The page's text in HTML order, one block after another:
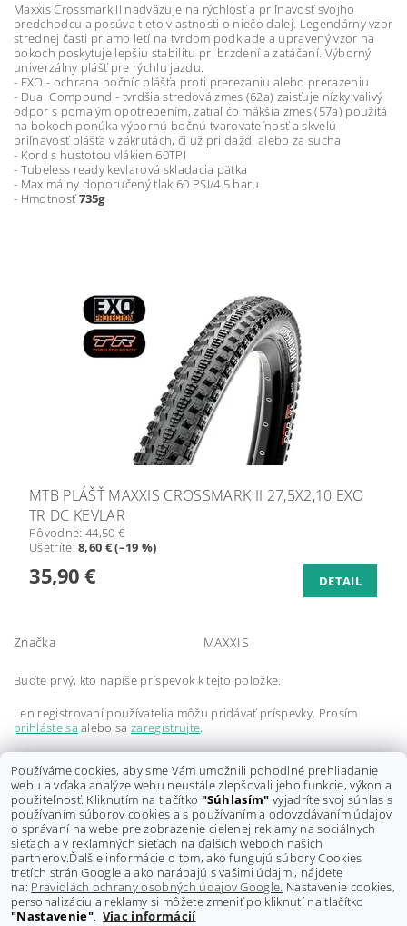
Maxxis Crossmark II nadväzuje na rýchlosť a priľnavosť svojho
predchodcu a posúva tieto vlastnosti o niečo ďalej. Legendárny vzor
strednej časti priamo letí na tvrdom podklade a upravený vzor na
bokoch poskytuje lepšiu stabilitu pri brzdení a zatáčaní. Výborný
univerzálny plášť pre rýchlu jazdu.
- EXO - ochrana bočníc plášťa proti prerezaniu alebo prerazeniu
- Dual Compound - tvrdšia stredová zmes (62a) zaisťuje nízky valivý
odpor s pomalým opotrebením, zatiaľ čo mäkšia zmes (57a) použitá
na bokoch ponúka výbornú bočnú tvarovateľnosť a skvelú
priľnavosť plášťa v zákrutách, či už pri daždi alebo za sucha
- Kord s hustotou vlákien 60TPI
- Tubeless ready kevlarová skladacia pätka
- Maximálny doporučený tlak 60 PSI/4.5 baru
- Hmotnosť735g
MTB PLÁŠŤ MAXXIS CROSSMARK II 27,5X2,10 EXO
TR DC KEVLAR
Pôvodne: 44,50 €
Ušetríte:8,60 € (–19 %)
35,90 € DETAIL
Značka MAXXIS
Buďte prvý, kto napíše príspevok k tejto položke.
Len registrovaní používatelia môžu pridávať príspevky. Prosím
prihláste sa alebo sazaregistrujte.
Len registrovaní používatelia môžu pridávať hodnotenie. Prosím
prihláste saalebo sazaregistrujte
Používáme cookies, aby sme Vám umožnili pohodlné prehliadanie
webu a vďaka analýze webu neustále zlepšovali jeho funkcie, výkon a
použiteľnosť. Kliknutím na tlačítko "Súhlasím" vyjadríte svoj súhlas s
používaním súborov cookies a s používaním a odovzdávaním údajov
o správaní na webe pre zobrazenie cielenej reklamy na sociálnych
sieťach a v reklamných sieťach na ďalších weboch našich
partnerov.Ďalšie informácie o tom, ako fungujú súbory Cookies
tretích strán Google a ako narábajú s vašimi údajmi, nájdete
na: Pravidlách ochrany osobných údajov Google. Nastavenie cookies,
personalizáciu a reklamy si môžete zmeniť po kliknutí na tlačítko
"Nastavenie". Viac informácií